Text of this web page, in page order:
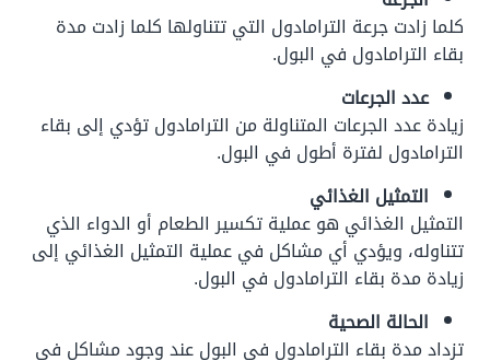
كلما زادت جرعة الترامادول التي تتناولها كلما زادت مدة
بقاء الترامادول في البول.
عدد الجرعات
زيادة عدد الجرعات المتناولة من الترامادول تؤدي إلى بقاء
الترامادول لفترة أطول في البول.
التمثيل الغذائي
التمثيل الغذائي هو عملية تكسير الطعام أو الدواء الذي
تتناوله، ويؤدي أي مشاكل في عملية التمثيل الغذائي إلى
زيادةمدة بقاء الترامادول في البول.
الحالة الصحية
تزدادمدة بقاء الترامادول في البولعند وجود مشاكل في